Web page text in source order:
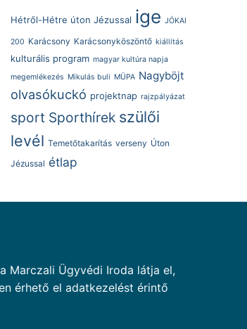
Hétről-Hétre úton Jézussal ige JÓKAI
200 Karácsony Karácsonyköszöntő kiállítás
kulturális program magyar kultúra napja
megemlékezés Mikulás buli MÜPA Nagyböjt
olvasókuckó projektnap rajzpályázat
sport Sporthírek szülői
levél Temetőtakarítás verseny Úton
Jézussal étlap
Marczali Ügyvédi Iroda látja el,
érhető el adatkezelést érintő